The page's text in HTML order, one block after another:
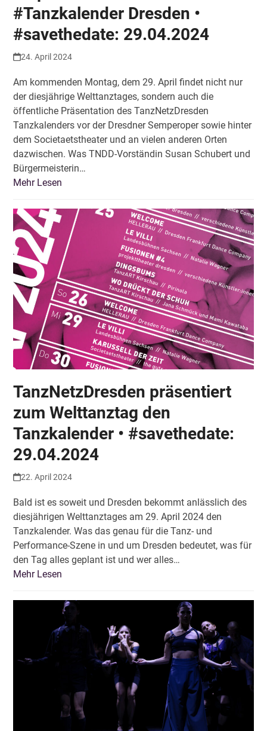
#Tanzkalender Dresden •
#savethedate: 29.04.2024
24. April 2024
Am kommenden Montag, dem 29. April findet nicht nur
der diesjährige Welttanztages, sondern auch die
öffentliche Präsentation des TanzNetzDresden
Tanzkalenders vor der Dresdner Semperoper sowie hinter
dem Societaetstheater und an vielen anderen Orten
dazwischen. Was TNDD-Vorständin Susan Schubert und
Bürgermeisterin…
Mehr Lesen
TanzNetzDresden präsentiert
zum Welttanztag den
Tanzkalender • #savethedate:
29.04.2024
22. April 2024
Bald ist es soweit und Dresden bekommt anlässlich des
diesjährigen Welttanztages am 29. April 2024 den
Tanzkalender. Was das genau für die Tanz- und
Performance-Szene in und um Dresden bedeutet, was für
den Tag alles geplant ist und wer alles…
Mehr Lesen